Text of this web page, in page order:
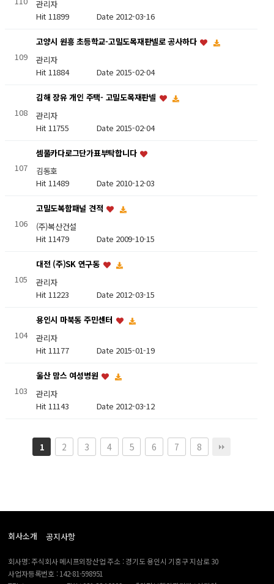
관리자
Hit 11899 Date 2012-03-16
109
고양시 원흥 초등학교-고밀도목재판넬로 공사하다
관리자
Hit 11884 Date 2015-02-04
108
김해 장유 개인 주택- 고밀도목재판넬
관리자
Hit 11755 Date 2015-02-04
107
셈풀카다로그단가표부탁합니다
김동호
Hit 11489 Date 2010-12-03
106
고밀도복함패널 견적
(주)복산건설
Hit 11479 Date 2009-10-15
105
대전 (주)SK 연구동
관리자
Hit 11223 Date 2012-03-15
104
용인시 마북동 주민센터
관리자
Hit 11177 Date 2015-01-19
103
울산 맘스 여성병원
관리자
Hit 11143 Date 2012-03-12
1 2 3 4 5 6 7 8
회사소개 공지사항
회사명: 주식회사 메시프외장산업 주소 : 경기도 용인시 기흥구 지삼로 30
사업자등록번호 : 142-81-598951